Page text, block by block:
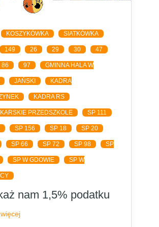
KOSZYKÓWKA SIATKÓWKA
149 26 29 30 47
86 97 GMINNA HALA W
JAŃSKI KADRA
KADRA RS
PRZEDSZKOLE SP 111
SP 156 SP 18 SP 20
SP 66 SP 72 SP 98 SP
SP W GDOWIE SP W
nam 1,5% podatku